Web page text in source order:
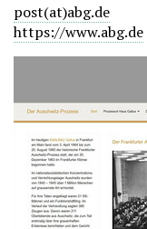
post(at)abg.de
https://www.abg.de